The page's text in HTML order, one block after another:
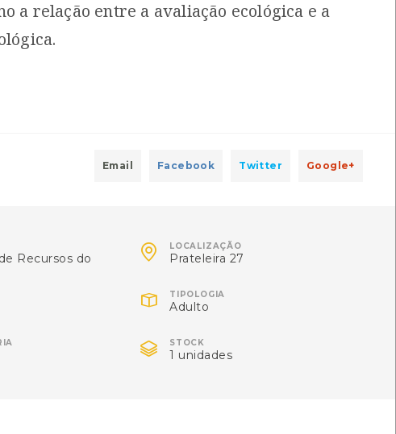
Wilson
Local: Centro de Recursos do CMIA
para o Planeta
e recombinações [Livros]
a relação entre a avaliação ecológica e a
Email Facebook Twitter Google+
Recursos do
 LOCALIZAÇÃO
Prateleira 27
 TIPOLOGIA
Adulto
 STOCK
1 unidades